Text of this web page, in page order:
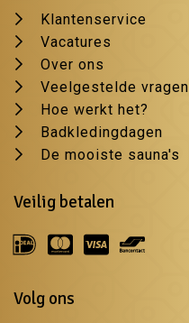
Klantenservice
Vacatures
Over ons
Veelgestelde vragen
Hoe werkt het?
Badkledingdagen
De mooiste sauna's
Veilig betalen
Volg ons